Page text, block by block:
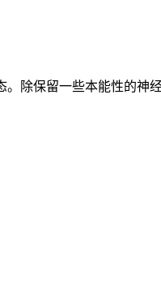
。除保留一些本能性的